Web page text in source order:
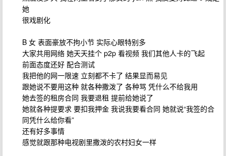
她
很戏剧化
B 女 表面豪放不拘小节 实际心眼特别多
大家共用网络 她天天挂个 p2p 看视频 我们其他人卡的飞起
前面态度还好 配合测试
我把他的网一限速 立刻都不卡了 结果显而易见
跟她说不要用这种 就各种撒泼了 各种骂 凭什么不给我用
她去签的租房合同 我要退租 提前给她说了
她就各种提要求 要扣我押金 我说我要看合同 她就说“我签的合
同凭什么给你看”
还有好多事情
感觉就跟那种电视剧里撒泼的农村妇女一样